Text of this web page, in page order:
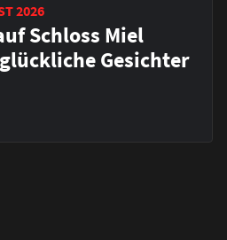
2026
Schloss Miel
Gesichter